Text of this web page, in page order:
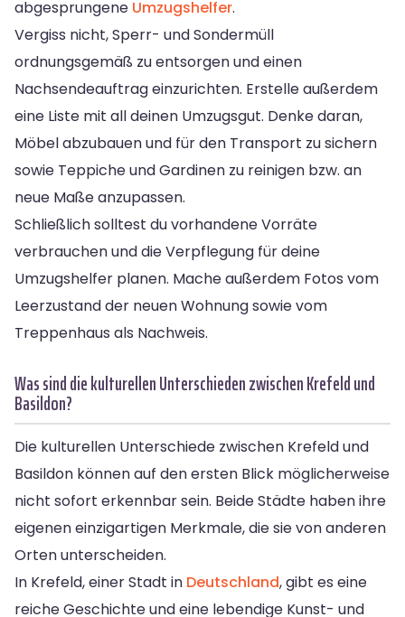
abgesprungene Umzugshelfer.
Vergiss nicht, Sperr- und Sondermüll
ordnungsgemäß zu entsorgen und einen
Nachsendeauftrag einzurichten. Erstelle außerdem
eine Liste mit all deinen Umzugsgut. Denke daran,
Möbel abzubauen und für den Transport zu sichern
sowie Teppiche und Gardinen zu reinigen bzw. an
neue Maße anzupassen.
Schließlich solltest du vorhandene Vorräte
verbrauchen und die Verpflegung für deine
Umzugshelfer planen. Mache außerdem Fotos vom
Leerzustand der neuen Wohnung sowie vom
Treppenhaus als Nachweis.
Was sind die kulturellen Unterschieden zwischen Krefeld und
Basildon?
Die kulturellen Unterschiede zwischen Krefeld und
Basildon können auf den ersten Blick möglicherweise
nicht sofort erkennbar sein. Beide Städte haben ihre
eigenen einzigartigen Merkmale, die sie von anderen
Orten unterscheiden.
In Krefeld, einer Stadt in Deutschland, gibt es eine
reiche Geschichte und eine lebendige Kunst- und